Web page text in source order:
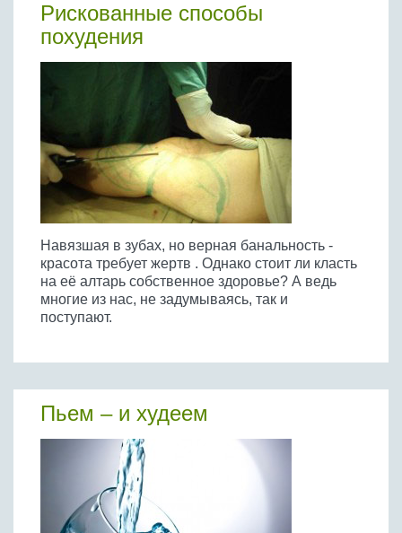
Рискованные способы
похудения
Навязшая в зубах, но верная банальность -
красота требует жертв . Однако стоит ли класть
на её алтарь собственное здоровье? А ведь
многие из нас, не задумываясь, так и
поступают.
Пьем – и худеем